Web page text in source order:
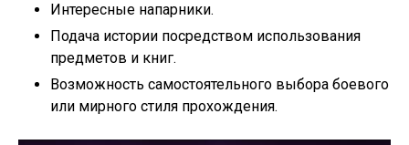
Интересные напарники.
Подача истории посредством использования
предметов и книг.
Возможность самостоятельного выбора боевого
или мирного стиля прохождения.